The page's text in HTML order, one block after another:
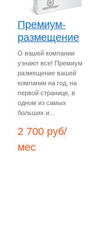
Премиум-
размещение
О вашей компании
узнают все! Премиум
размещение вашей
компании на год, на
первой странице, в
одном из самых
больших и...
2 700 руб/
мес